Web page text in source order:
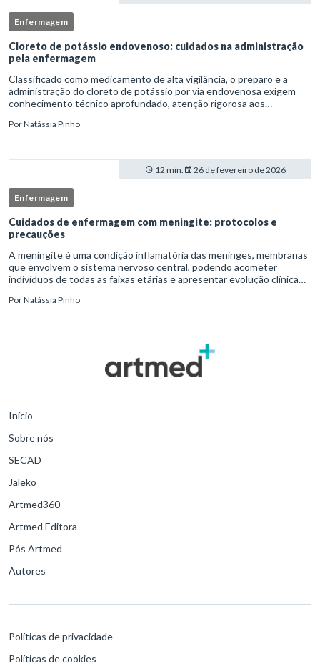
Enfermagem
Cloreto de potássio endovenoso: cuidados na administração
pela enfermagem
Classificado como medicamento de alta vigilância, o preparo e a
administração do cloreto de potássio por via endovenosa exigem
conhecimento técnico aprofundado, atenção rigorosa aos
enfermag
PorNatássia Pinho
12 min. 26 de fevereiro de 2026
Enfermagem
Cuidados de enfermagem com meningite: protocolos e
precauções
A meningite é uma condição inflamatória das meninges, membranas
que envolvem o sistema nervoso central, podendo acometer
indivíduos de todas as faixas etárias e apresentar evolução clínica
PorNatássia Pinho
Início
Sobre nós
SECAD
Jaleko
Artmed360
Artmed Editora
Pós Artmed
Autores
Políticas de privacidade
Políticas de cookies